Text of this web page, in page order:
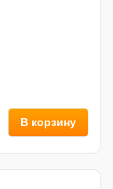
В корзину